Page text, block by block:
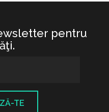
pentru
TE